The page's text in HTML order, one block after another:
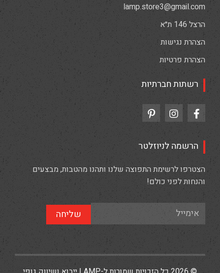
lamp.store3@gmail.com
הרצל 146 ת״א
הצהרת נגישות
הצהרת פרטיות
רשתות חברתיות
הרשמה לניוזלטר
הצטרפו לרשימת התפוצה שלנו ותהנו מהטבות, מבצעים
והנחות לפני כולם!
שליחה